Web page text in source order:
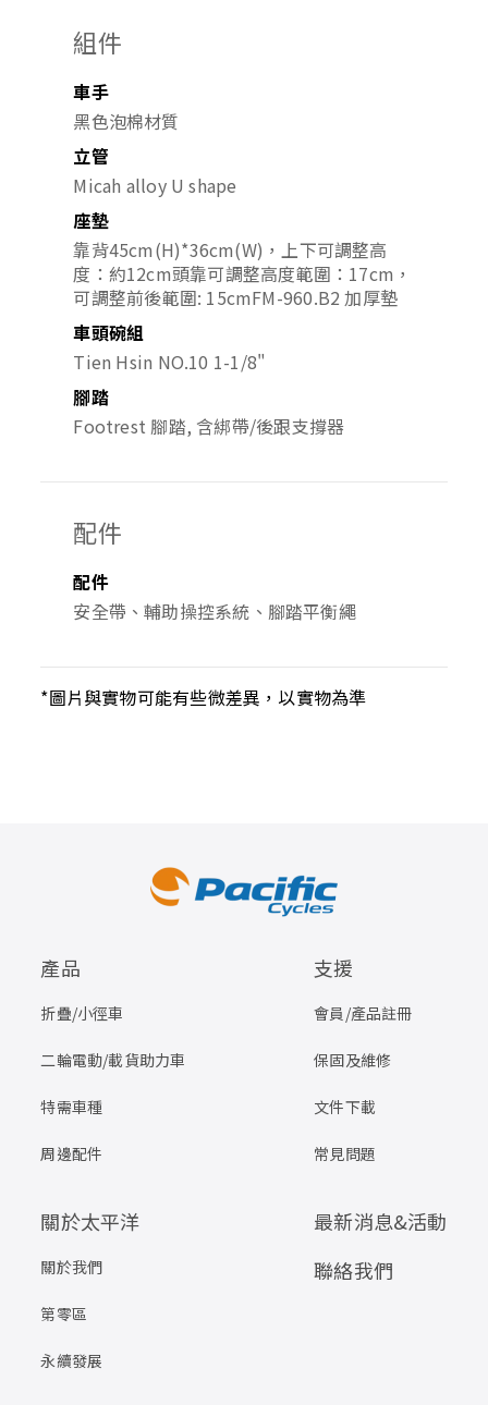
組件
車手
黑色泡棉材質
立管
Micah alloy U shape
座墊
靠背45cm(H)*36cm(W)，上下可調整高
度：約12cm頭靠可調整高度範圍：17cm，
可調整前後範圍: 15cmFM-960.B2 加厚墊
車頭碗組
Tien Hsin NO.10 1-1/8"
腳踏
Footrest 腳踏, 含綁帶/後跟支撐器
配件
配件
安全帶、輔助操控系統、腳踏平衡繩
*圖片與實物可能有些微差異，以實物為準
產品
折疊/小徑車
二輪電動/載貨助力車
特需車種
周邊配件
支援
會員/產品註冊
保固及維修
文件下載
常見問題
關於太平洋
關於我們
第零區
永續發展
最新消息&活動
聯絡我們